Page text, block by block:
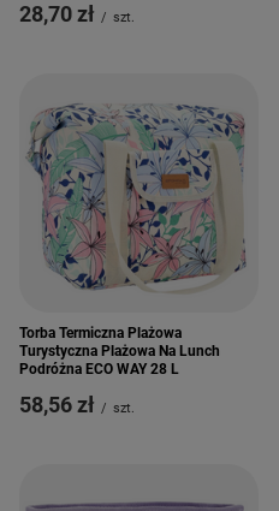
28,70 zł / szt.
Torba Termiczna Plażowa
Turystyczna Plażowa Na Lunch
Podróżna ECO WAY 28 L
58,56 zł / szt.